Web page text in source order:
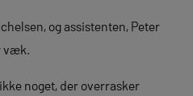
og assistenten, Peter
væk.
noget, der overrasker